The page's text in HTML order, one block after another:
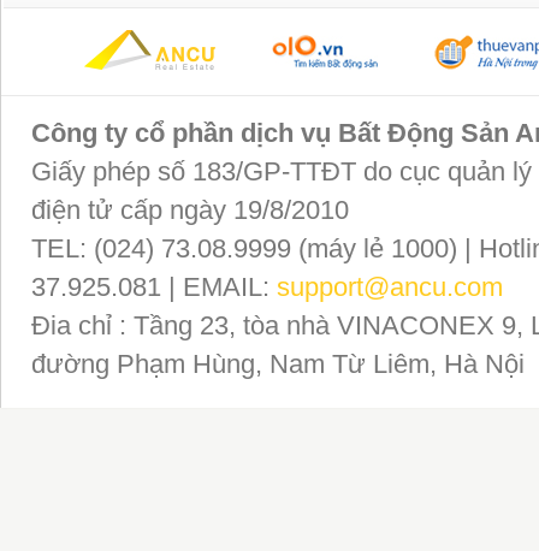
Công ty cổ phần dịch vụ Bất Động Sản
Giấy phép số 183/GP-TTĐT do cục quản
điện tử cấp ngày 19/8/2010
TEL: (024) 73.08.9999 (máy lẻ 1000) |
37.925.081 | EMAIL: support@ancu.com
Đia chỉ : Tầng 23, tòa nhà VINACONEX 9,
đường Phạm Hùng, Nam Từ Liêm, Hà Nội